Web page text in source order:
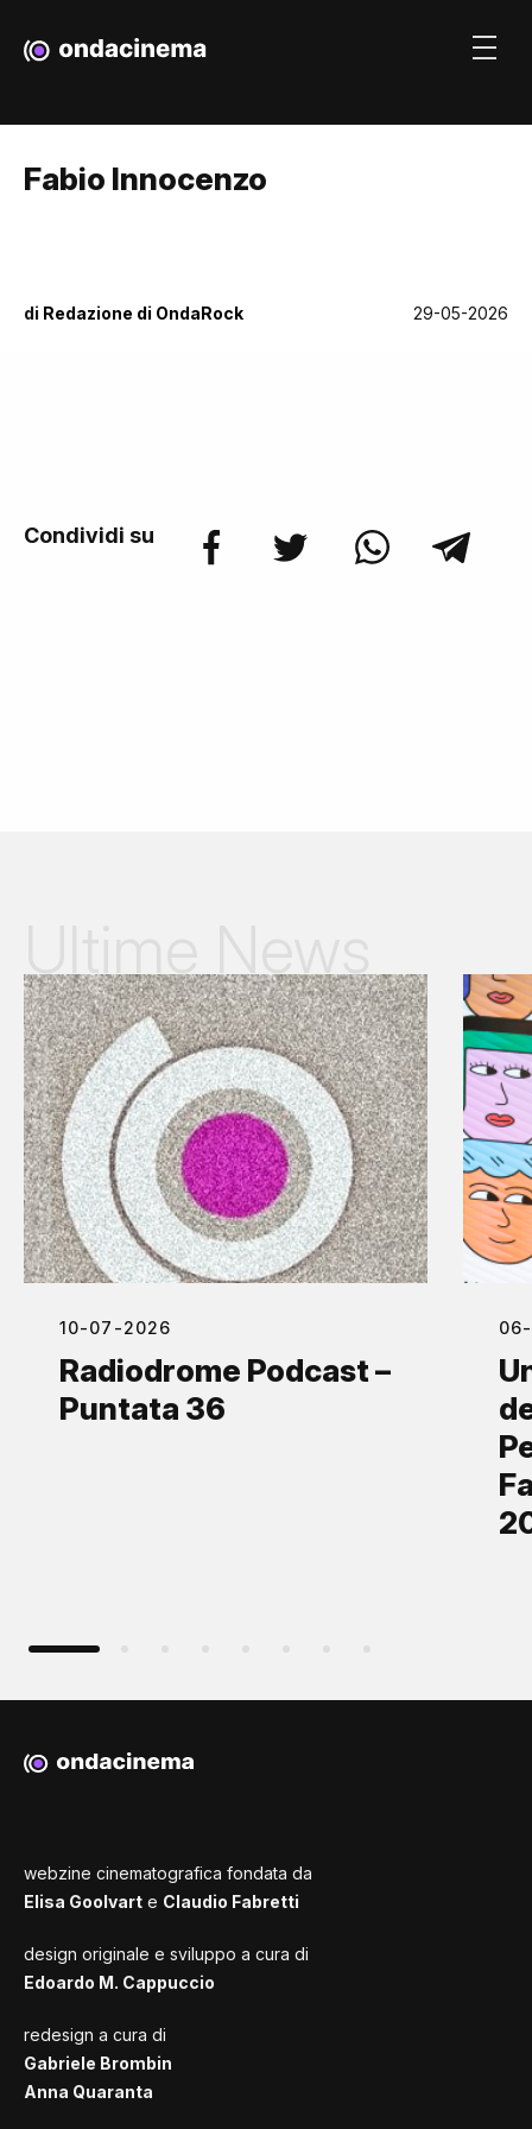
Fabio Innocenzo
di Redazione di OndaRock 29-05-2026
Condividi su
10-07-2026
Radiodrome Podcast –
Puntata 36
webzine cinematografica fondata da
Elisa Goolvart e Claudio Fabretti
design originale e sviluppo a cura di
Edoardo M. Cappuccio
redesign a cura di
Gabriele Brombin
Anna Quaranta